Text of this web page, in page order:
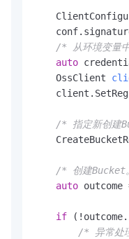
/* 从环境变量中
auto
    OssClient
/* 指定新创建
/* 创建Bucket
auto
if
/* 异常处